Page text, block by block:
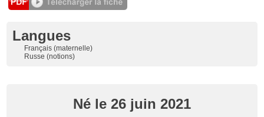
Langues
Français (maternelle)
Russe (notions)
Né le 26 juin 2021